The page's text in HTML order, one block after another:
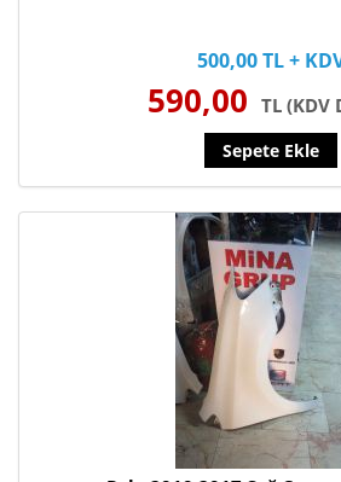
500,00 TL +
590,00 TL (KDV
Sepete Ekle